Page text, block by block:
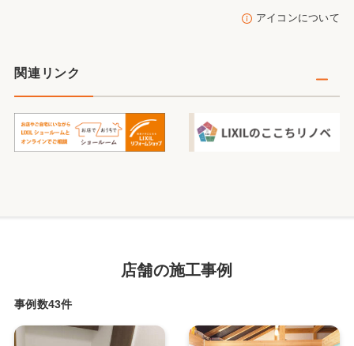
アイコンについて
関連リンク
店舗の施工事例
事例数43件